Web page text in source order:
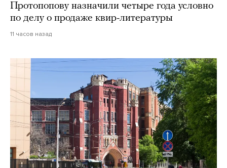
Протопопову назначили четыре года условно
по делу о продаже квир-литературы
11 часов назад